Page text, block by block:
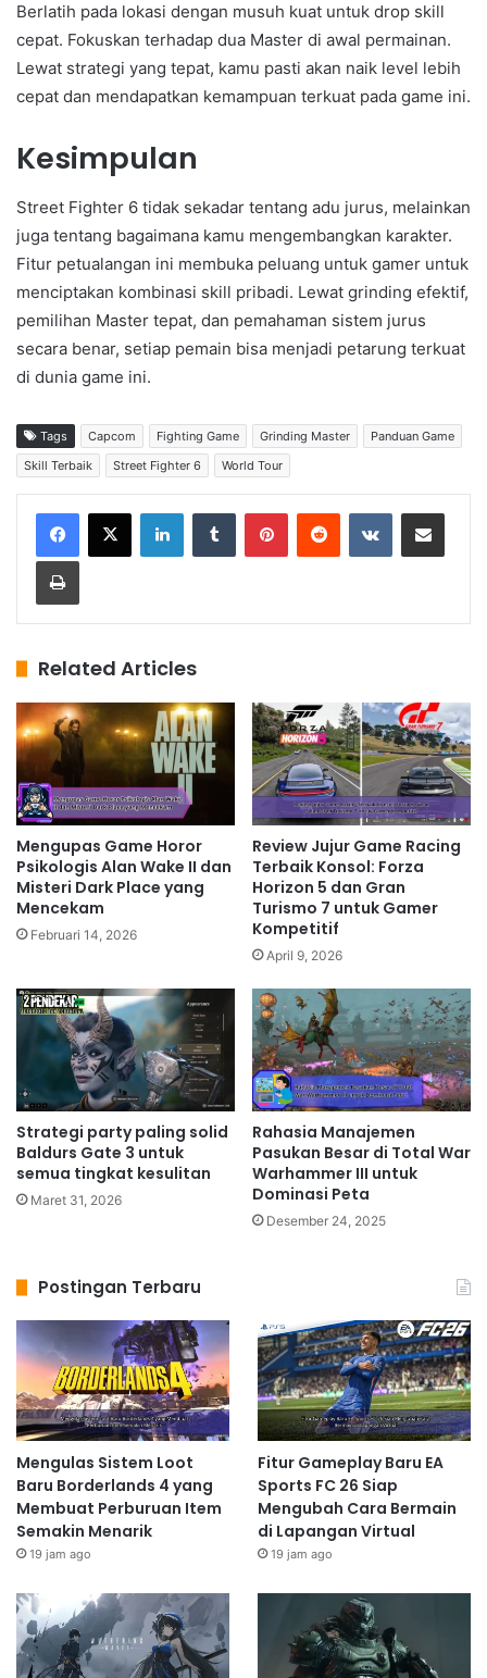
Berlatih pada lokasi dengan musuh kuat untuk drop skill
cepat. Fokuskan terhadap dua Master di awal permainan.
Lewat strategi yang tepat, kamu pasti akan naik level lebih
cepat dan mendapatkan kemampuan terkuat pada game ini.
Kesimpulan
Street Fighter 6 tidak sekadar tentang adu jurus, melainkan
juga tentang bagaimana kamu mengembangkan karakter.
Fitur petualangan ini membuka peluang untuk gamer untuk
menciptakan kombinasi skill pribadi. Lewat grinding efektif,
pemilihan Master tepat, dan pemahaman sistem jurus
secara benar, setiap pemain bisa menjadi petarung terkuat
di dunia game ini.
Tags Capcom Fighting Game Grinding Master
Panduan Game
Skill Terbaik
Street Fighter 6 World Tour
Related Articles
Mengupas Game Horor
Psikologis Alan Wake II dan
Misteri Dark Place yang
Mencekam
Februari 14, 2026
Review Jujur Game Racing
Terbaik Konsol: Forza
Horizon 5 dan Gran
Turismo 7 untuk Gamer
Kompetitif
April 9, 2026
Strategi party paling solid
Baldurs Gate 3 untuk
semua tingkat kesulitan
Maret 31, 2026
Rahasia Manajemen
Pasukan Besar di Total War
Warhammer III untuk
Dominasi Peta
Desember 24, 2025
Postingan Terbaru
Mengulas Sistem Loot
Baru Borderlands 4 yang
Membuat Perburuan Item
Semakin Menarik
19 jam ago
Fitur Gameplay Baru EA
Sports FC 26 Siap
Mengubah Cara Bermain
di Lapangan Virtual
19 jam ago